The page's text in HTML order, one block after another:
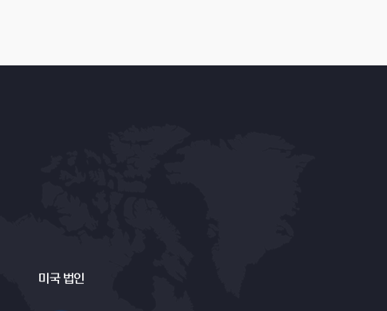
미국 법인